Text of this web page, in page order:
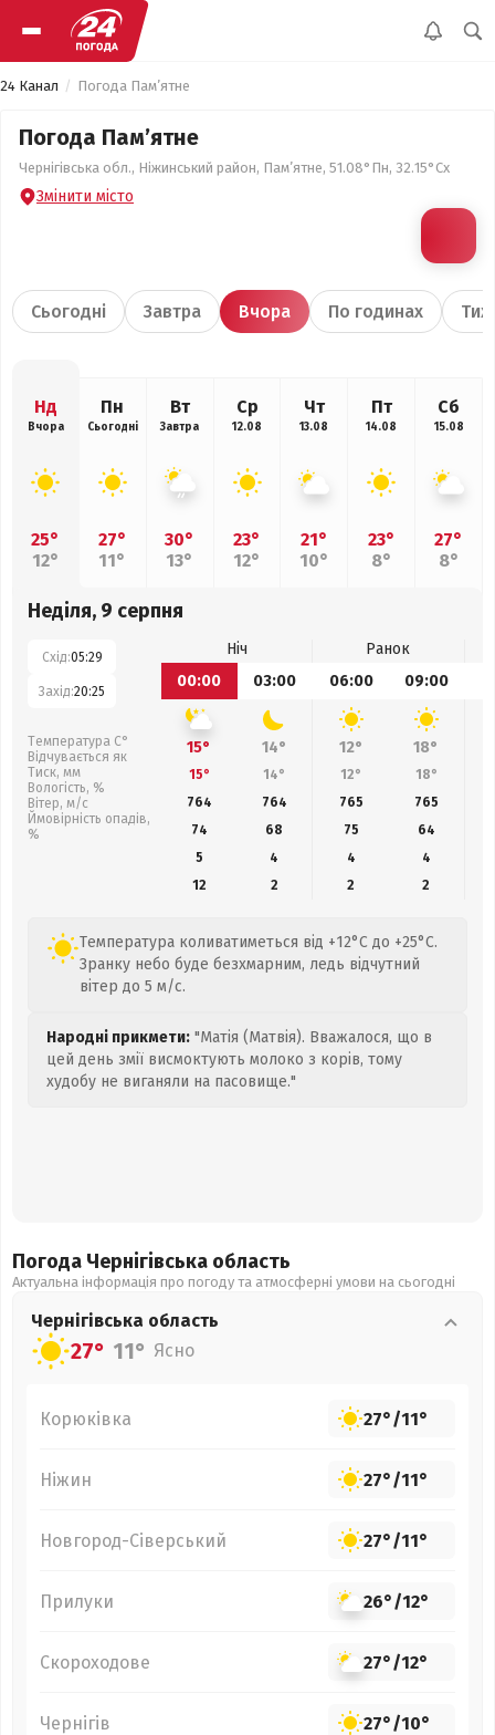
24 Канал Погода Пам’ятне
Погода Пам’ятне
Чернігівська обл., Ніжинський район, Пам’ятне, 51.08°Пн, 32.15°Сх
Змінити місто
Сьогодні Завтра Вчора По годинах
Нд
Вчора
25°
12°
Пн
Сьогодні
27°
11°
Вт
Завтра
30°
13°
Ср
12.08
23°
12°
Чт
13.08
21°
10°
Пт
14.08
23°
8°
Сб
15.08
27°
8°
Неділя, 9 серпня
Схід:05:29
Захід:20:25
Температура С°
Відчувається як
Тиск, мм
Вологість, %
Вітер, м/с
Ймовірність опадів,
%
Ніч
Ранок
00:00
03:00 06:00 09:00
15° 14° 12° 18°
15° 14° 12° 18°
764
764 765 765
74
68 75 64
5
4 4
4
12
2 2 2
Температура коливатиметься від +12°C до +25°C.
Зранку небо буде безхмарним, ледь відчутний
вітер до 5 м/с.
Народні прикмети: "Матія (Матвія). Вважалося, що в
цей день змії висмоктують молоко з корів, тому
худобу не виганяли на пасовище."
Погода Чернігівська область
Актуальна інформація про погоду та атмосферні умови на сьогодні
Чернігівська область
27° 11° Ясно
Корюківка 27°/11°
Ніжин 27°/11°
Новгород-Сіверський 27°/11°
Прилуки 26°/12°
Скороходове 27°/12°
Чернігів 27°/10°